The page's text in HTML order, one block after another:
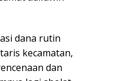
dana rutin
kecamatan,
dan